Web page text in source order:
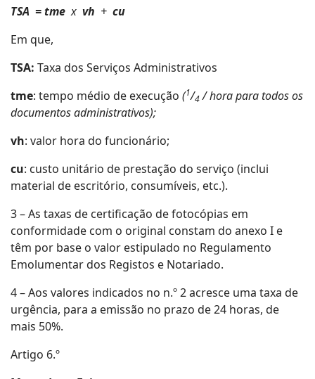
TSA = tmex vh + cu
Em que,
TSA: Taxa dos Serviços Administrativos
tme: tempo médio de execução (1/4/ hora para todos os
documentos administrativos);
vh: valor hora do funcionário;
cu: custo unitário de prestação do serviço (inclui
material de escritório, consumíveis, etc.).
3 – As taxas de certificação de fotocópias em
conformidade com o original constam do anexo I e
têm por base o valor estipulado no Regulamento
Emolumentar dos Registos e Notariado.
4 – Aos valores indicados no n.º 2 acresce uma taxa de
urgência, para a emissão no prazo de 24 horas, de
mais 50%.
Artigo 6.º